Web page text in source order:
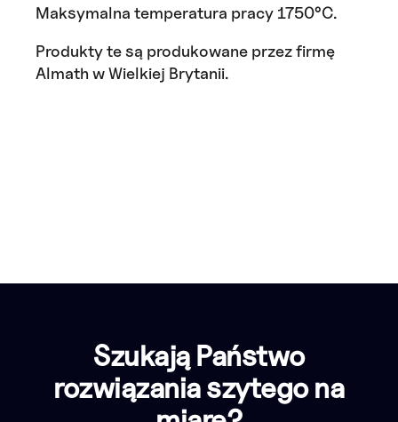
Maksymalna temperatura pracy 1750°C.
Produkty te są produkowane przez firmę
Almath w Wielkiej Brytanii.
Szukają Państwo
rozwiązania szytego na